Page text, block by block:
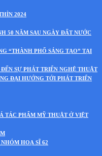
2024
50 NĂM SAU NGÀY ĐẤT NƯỚC
“THÀNH PHỐ SÁNG TẠO” TẠI
SỰ PHÁT TRIỂN NGHỆ THUẬT
ĐẠI HƯỚNG TỚI PHÁT TRIỂN
TÁC PHẨM MỸ THUẬT Ở VIỆT
HOẠ SĨ 62